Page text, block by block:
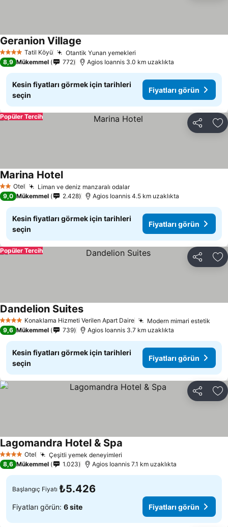
4 Yıldız Tatil Köyü Otantik Yunan yemekleri
Geranion Village
8,9 Mükemmel 772 Agios Ioannis 3.0 km uzaklıkta
Kesin fiyatları görmek için tarihleri
seçin
Fiyatları görün
Paylaş
Popüler Tercih
2 Yıldız
Otel Liman ve deniz manzaralı odalarFiyatları görün
Marina HotelFiyatları görün
9,0 Mükemmel 2.428 Agios Ioannis 4.5 km uzaklıkta
Kesin fiyatları görmek için tarihleri
seçin
Fiyatları görün
Paylaş
Popüler Tercih
4 Yıldız Konaklama Hizmeti Verilen Apart Daire Modern mimari estetik
Dandelion SuitesFiyatları görün
9,6 Mükemmel 739 Agios Ioannis 3.7 km uzaklıkta
Kesin fiyatları görmek için tarihleri
seçin
Fiyatları görün
Paylaş
4 Yıldız Otel Çeşitli yemek deneyimleri
Lagomandra Hotel & Spa
8,6 Mükemmel 1.023 Agios Ioannis 7.1 km uzaklıkta
Başlangıç Fiyatı ₺5.426
Fiyatları görün: 6 site Fiyatları görün